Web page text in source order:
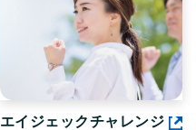
エイジェックチャレンジ